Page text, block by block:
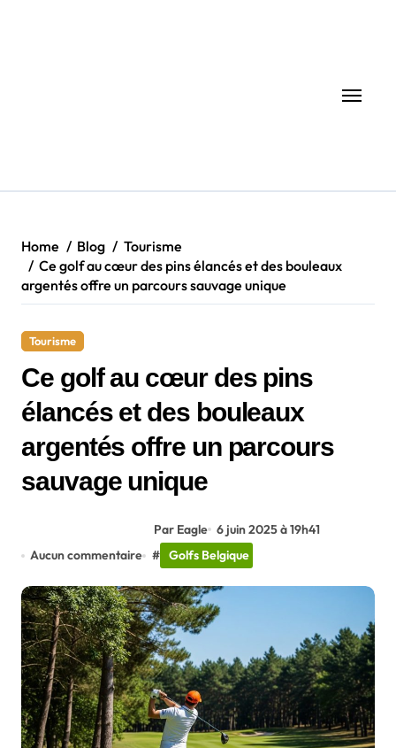
Home Blog
Tourisme
Ce golf au cœur des pins élancés et des bouleaux
argentés offre un parcours sauvage unique
Tourisme
Ce golf au cœur des pins
élancés et des bouleaux
argentés offre un parcours
sauvage unique
Par Eagle 6 juin 2025 à 19h41
Aucun commentaire # Golfs Belgique